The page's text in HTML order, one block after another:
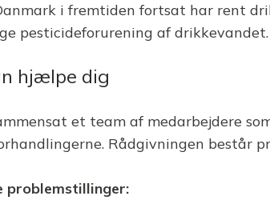
i fremtiden fortsat har rent
pesticideforurening af drikkevandet.
hjælpe dig
et team af medarbejdere
Rådgivningen består
problemstillinger: